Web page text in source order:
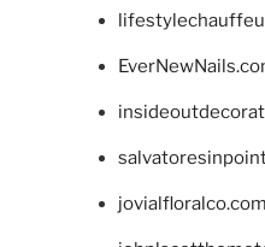
jovialfloralco.com